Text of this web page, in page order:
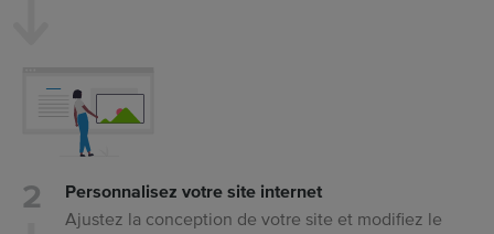
Personnalisez votre site internet
Ajustez la conception de votre site et modifiez le